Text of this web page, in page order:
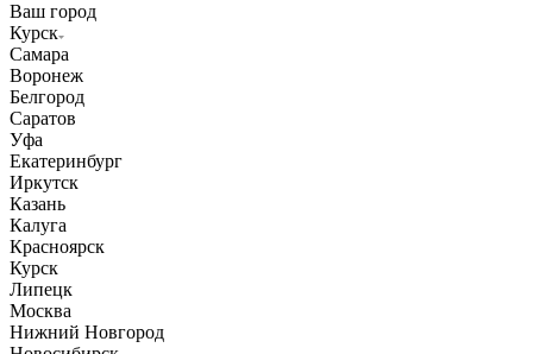
Ваш город
Курск
Самара
Воронеж
Белгород
Саратов
Уфа
Екатеринбург
Иркутск
Казань
Калуга
Красноярск
Курск
Липецк
Москва
Нижний Новгород